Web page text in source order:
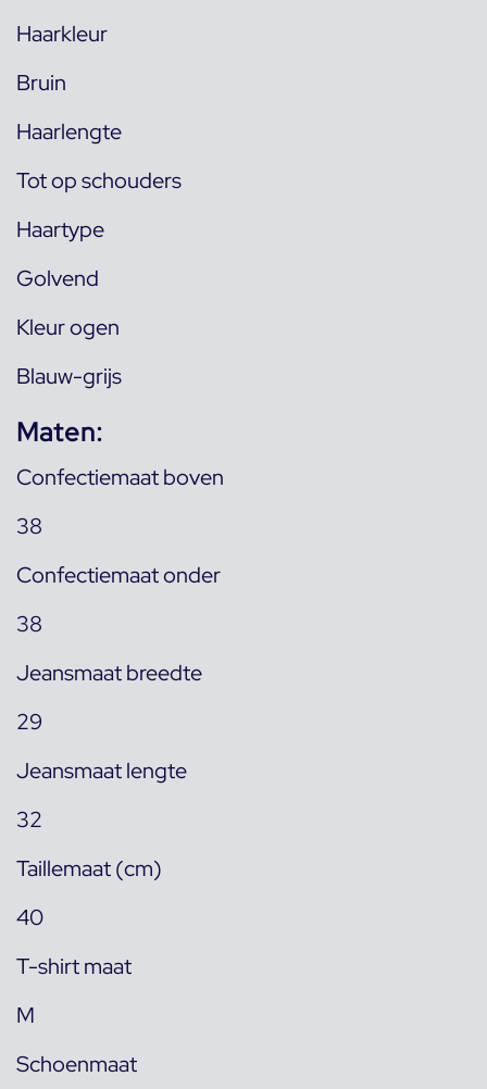
Haarkleur
Bruin
Haarlengte
Tot op schouders
Haartype
Golvend
Kleur ogen
Blauw-grijs
Maten:
Confectiemaat boven
38
Confectiemaat onder
38
Jeansmaat breedte
29
Jeansmaat lengte
32
Taillemaat (cm)
40
T-shirt maat
M
Schoenmaat